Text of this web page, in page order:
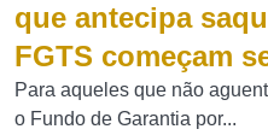
que antecipa
FGTS começam
Para aqueles que não
o Fundo de Garantia por...